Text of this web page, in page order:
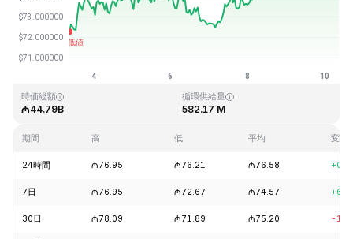
最終更新日時：2026-08-10、09:15 GMT+0
過去最高値
時価総額
₼44.79B
循環供給量
582.17 M
期間 高 低 平均 変動
24時間 ₼76.95 ₼76.21 ₼76.58
7日 ₼76.95 ₼72.67 ₼74.57
30日 ₼78.09 ₼71.89 ₼75.20 -